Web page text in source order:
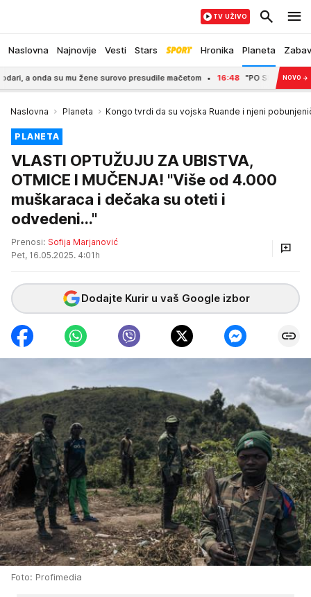
Naslovna Najnovije Vesti Stars Hronika Planeta
TV UŽIVO
su mu žene surovo presudile mačetom 16:48 "PO SRPSKI NAROD
NOVO →
Naslovna Planeta Kongo tvrdi da su vojska Ruande i njeni
PLANETA
VLASTI OPTUŽUJU ZA UBISTVA,
OTMICE I MUČENJA! "Više od 4.000
muškaraca i dečaka su oteti i
odvedeni..."
Prenosi: Sofija Marjanović
Pet, 16.05.2025. 4:01h
Dodajte Kurir u vaš Google izbor
Foto: Profimedia